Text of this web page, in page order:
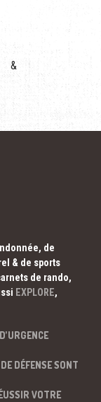
&
de
& de sports
de rando,
EXPLORE,
DÉFENSE SONT
VOTRE